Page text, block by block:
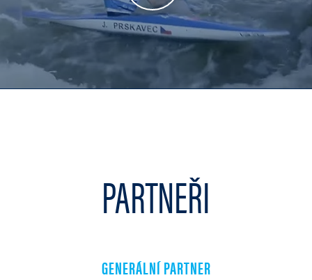
PARTNEŘI
GENERÁLNÍ PARTNER